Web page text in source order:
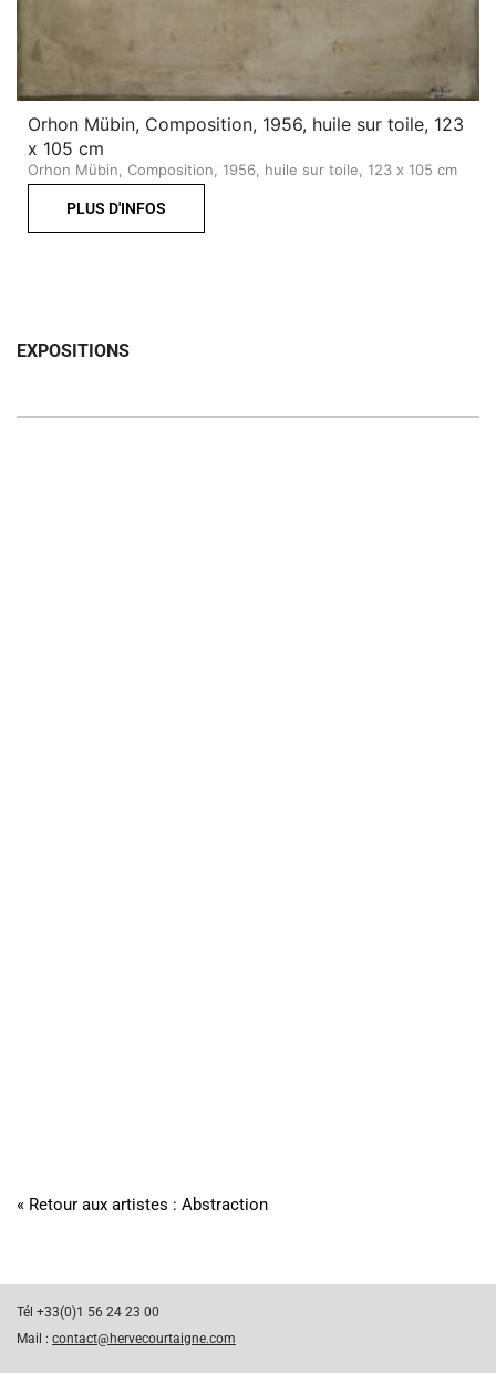
Orhon Mübin, Composition, 1956, huile sur toile, 123
x 105 cm
Orhon Mübin, Composition, 1956, huile sur toile, 123 x 105 cm
PLUS D'INFOS
EXPOSITIONS
« Retour aux artistes : Abstraction
Tél +33(0)1 56 24 23 00
Mail : contact@hervecourtaigne.com